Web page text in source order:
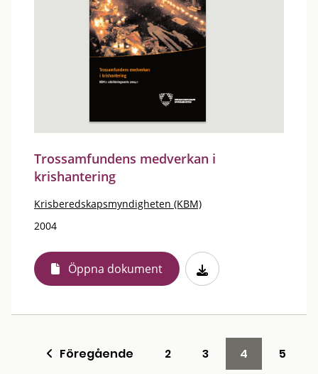
Trossamfundens medverkan i
krishantering
Krisberedskapsmyndigheten (KBM)
2004
Öppna dokument
Föregående 2 3 4
5